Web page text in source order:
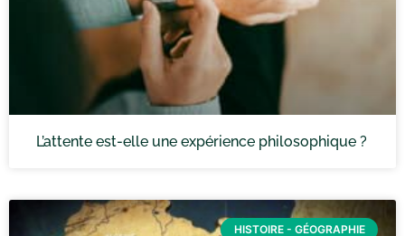
L’attente est-elle une expérience philosophique ?
HISTOIRE - GÉOGRAPHIE